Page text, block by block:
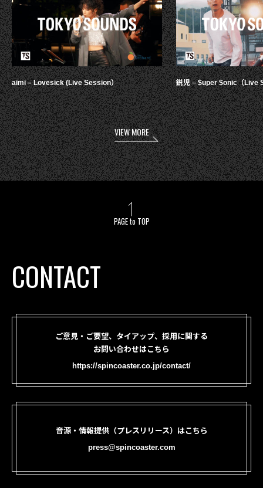
aimi – Lovesick (Live Session） 鋭児 – $uper $onic（Live
VIEW MORE
PAGE to TOP
CONTACT
ご意見・ご要望、タイアップ、採用に関する
お問い合わせはこちら
https://spincoaster.co.jp/contact/
音源・情報提供（プレスリリース）はこちら
press@spincoaster.com